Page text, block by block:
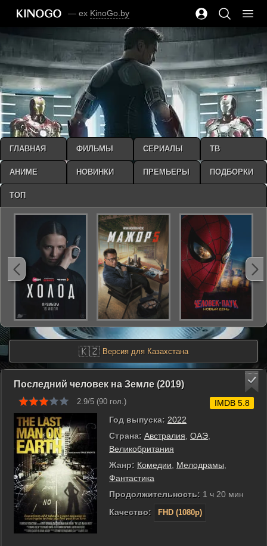
— ex KinoGo.by
🇰🇿 Версия для Казахстана
Последний человек на Земле (2019)
2.9/5 (90 гол.)
Год выпуска: 2022
Страна: Австралия ОАЭ
Великобритания
Жанр: Комедии Мелодрамы
Фантастика
Продолжительность: 1 ч 20 мин
Качество:
FHD (1080p)
IMDB 5.8
ГЛАВНАЯ ФИЛЬМЫ СЕРИАЛЫ ТВ
АНИМЕ НОВИНКИ ПРЕМЬЕРЫ ПОДБОРКИ
ТОП